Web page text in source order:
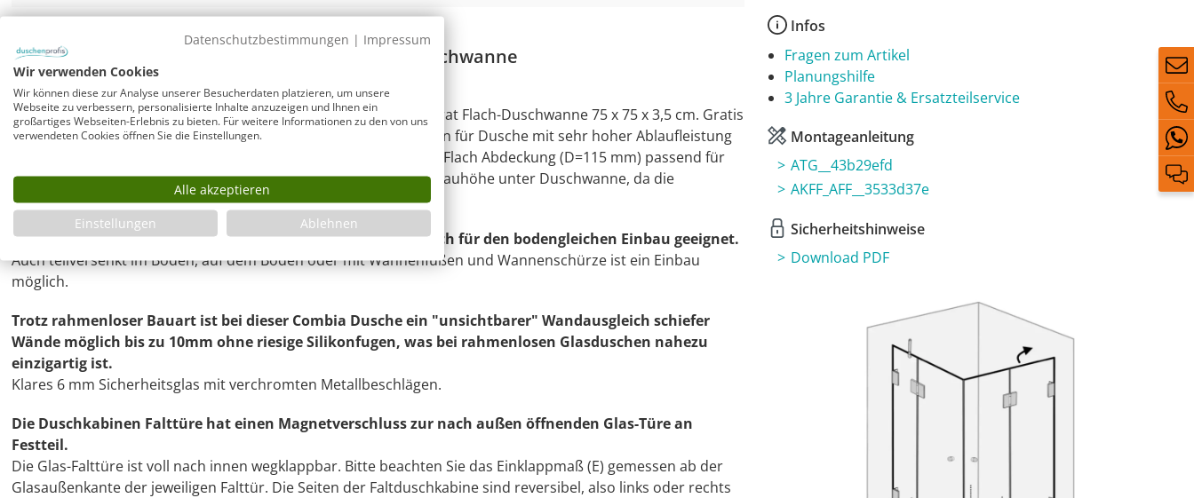
Infos
Fragen zum Artikel
Planungshilfe
3 Jahre Garantie & Ersatzteilservice
Montageanleitung
ATG__43b29efd
AKFF_AFF__3533d37e
Sicherheitshinweise
Download PDF
Eckdusche 75x75 Falttür & Tür an Festteil mit Duschwanne
Versandkosten sparen und im Set bestellen:
Rahmenlose Duschkabine komplett mit passender Mineral-Colorat Flach-Duschwanne 75 x 75 x 3,5 cm. Gratis
dazu: WFS90-cr, superflacher Duschwannenablauf, flacher Siphon für Dusche mit sehr hoher Ablaufleistung
von 0,60 l/sec und Sperrwasserhöhe 35 mm. Mit chromfarbener Flach Abdeckung (D=115 mm) passend für
Duschwannen mit Ablauföffnung D=90 mm. Extrem geringe Einbauhöhe unter Duschwanne, da die
Gehäusehöhe des Siphons unter Wanne nur 58 mm beträgt.
Durch die exakten, nicht stark gerundeten Außenkanten auch für den bodengleichen Einbau geeignet.
Auch teilversenkt im Boden, auf dem Boden oder mit Wannenfüßen und Wannenschürze ist ein Einbau
möglich.
Trotz rahmenloser Bauart ist bei dieser Combia Dusche ein "unsichtbarer" Wandausgleich schiefer
Wände möglich bis zu 10mm ohne riesige Silikonfugen, was bei rahmenlosen Glasduschen nahezu
einzigartig ist.
Klares 6 mm Sicherheitsglas mit verchromten Metallbeschlägen.
Die Duschkabinen Falttüre hat einen Magnetverschluss zur nach außen öffnenden Glas-Türe an
Festteil.
Die Glas-Falttüre ist voll nach innen wegklappbar. Bitte beachten Sie das Einklappmaß (E) gemessen ab der
Glasaußenkante der jeweiligen Falttür. Die Seiten der Faltduschkabine sind reversibel, also links oder rechts
Datenschutzbestimmungen | Impressum
Wir verwenden Cookies
Wir können diese zur Analyse unserer Besucherdaten platzieren, um unsere
Webseite zu verbessern, personalisierte Inhalte anzuzeigen und Ihnen ein
großartiges Webseiten-Erlebnis zu bieten. Für weitere Informationen zu den von uns
verwendeten Cookies öffnen Sie die Einstellungen.
Alle akzeptieren
Einstellungen
Ablehnen